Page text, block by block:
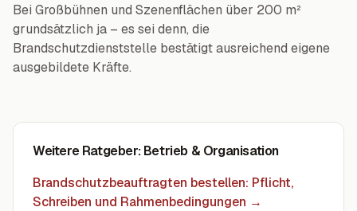
Bei Großbühnen und Szenenflächen über 200 m²
grundsätzlich ja – es sei denn, die
Brandschutzdienststelle bestätigt ausreichend eigene
ausgebildete Kräfte.
Weitere Ratgeber: Betrieb & Organisation
Brandschutzbeauftragten bestellen: Pflicht,
Schreiben und Rahmenbedingungen →